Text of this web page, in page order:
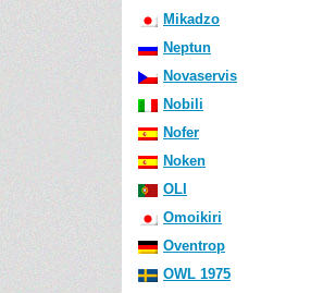
Mikadzo
Neptun
Novaservis
Nobili
Nofer
Noken
OLI
Omoikiri
Oventrop
OWL 1975